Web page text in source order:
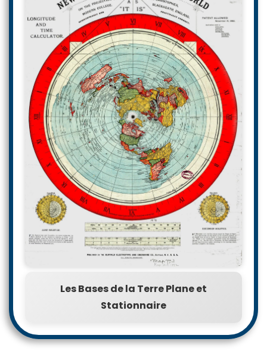
Les Bases de la Terre Plane et
Stationnaire